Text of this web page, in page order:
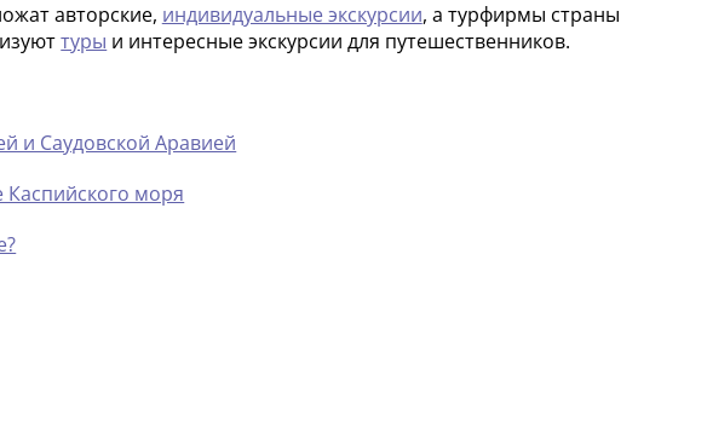
авторские, индивидуальные экскурсии, а турфирмы страны
туры и интересные экскурсии для путешественников.
и Саудовской Аравией
моря